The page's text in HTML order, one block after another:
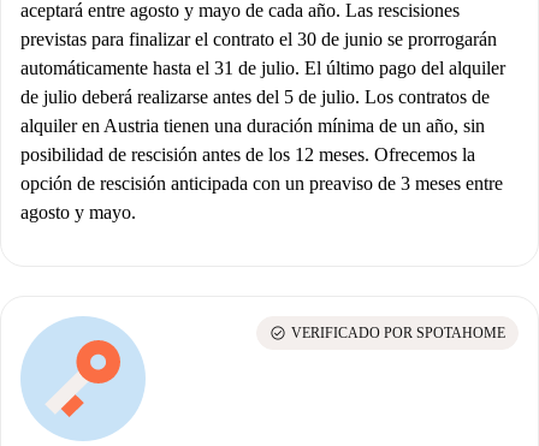
aceptará entre agosto y mayo de cada año. Las rescisiones
previstas para finalizar el contrato el 30 de junio se prorrogarán
automáticamente hasta el 31 de julio. El último pago del alquiler
de julio deberá realizarse antes del 5 de julio. Los contratos de
alquiler en Austria tienen una duración mínima de un año, sin
posibilidad de rescisión antes de los 12 meses. Ofrecemos la
opción de rescisión anticipada con un preaviso de 3 meses entre
agosto y mayo.
check_circle VERIFICADO POR SPOTAHOME